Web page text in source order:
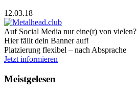
12.03.18
Auf Social Media nur eine(r) von vielen?
Hier fällt dein Banner auf!
Platzierung flexibel – nach Absprache
Jetzt informieren
Meistgelesen